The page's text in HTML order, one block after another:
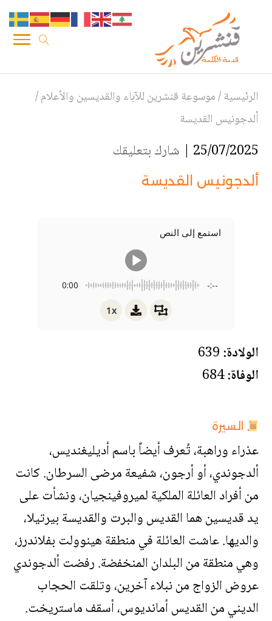
الرئيسية/موسوعة قنشرين للآباء والقديسين والأعلام/
ألدجونيس القديسة
25/07/2025 | شارك بتعليقك
ألدجونيس القديسة
استمع إلى النص
0:00 -:--
1x
الولادة:
الوفاة:684
السيرة
عذراء وراهبة، تُعرف أيضاً باسم أديليغنديس،
ألدجوندي، أو أرجون، شفيعة مرضى السرطان. كانت
من أفراد العائلة الملكية لميروفينجيان، ونشأت على
يد قديسين هما القديس والبرت والقديسة بيرتيلا،
والديها. عاشت العائلة في منطقة هينوولت بفلاندرز،
وهي منطقة من البلدان المنخفضة. رفضت ألدجوندي
عروض الزواج من نبلاء آخرين، وتلقت الحجاب
الديني من القديس أمانديوس، أسقف ماستريخت.